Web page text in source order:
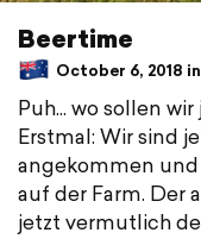
Beertime
October 6, 2018
Puh... wo sollen
Erstmal: Wir sind
angekommen
auf der Farm. Der
jetzt vermutlich